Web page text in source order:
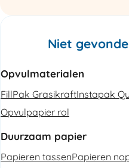
Niet
Opvulmaterialen
FillPak GrasikraftInstapak
Opvulpapier rol
Duurzaam papier
Papieren tassenPapieren